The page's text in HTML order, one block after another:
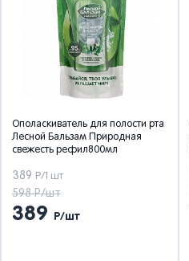
Ополаскиватель для полости рта
Лесной Бальзам Природная
свежесть рефил800мл
389 Р/1 шт
598 Р/шт
389 Р/шт